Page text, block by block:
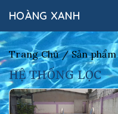
HOÀNG XANH
Trang Chủ / Sản phẩm
HỆ THỐNG LỌC